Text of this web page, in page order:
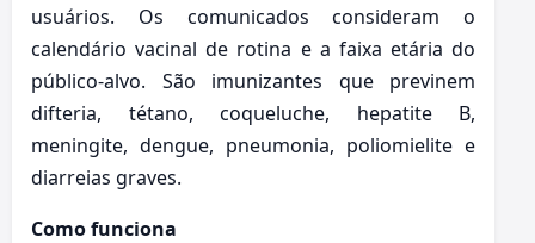
usuários. Os comunicados consideram o
calendário vacinal de rotina e a faixa etária do
público-alvo. São imunizantes que previnem
difteria, tétano, coqueluche, hepatite B,
meningite, dengue, pneumonia, poliomielite e
diarreias graves.
Como funciona